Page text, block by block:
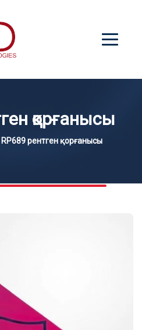
қорғанысы
RP689 рентген қорғанысы